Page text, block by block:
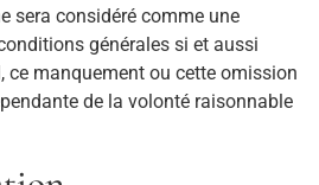
sera considéré comme une
générales si et aussi
ce manquement ou cette omission
de la volonté raisonnable